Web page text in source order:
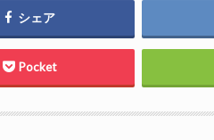
シェア
Pocket